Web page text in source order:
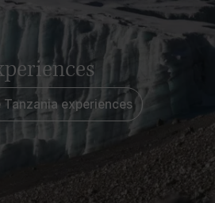
Tanzania experiences